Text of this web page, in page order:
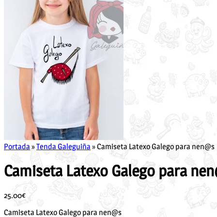
Portada »Tenda Galeguiña »Camiseta Latexo Galego para nen@s
Camiseta Latexo Galego para
25.00€
Camiseta Latexo Galego para nen@s